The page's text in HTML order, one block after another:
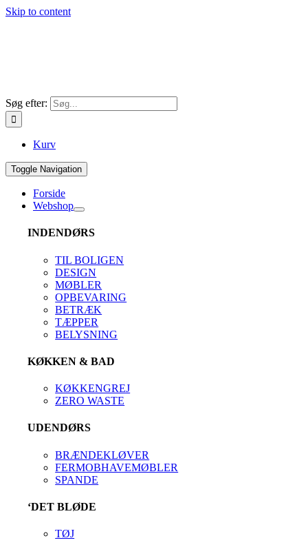
Skip to content
Søg efter:
Kurv
Toggle Navigation
Forside
Webshop
INDENDØRS
TIL BOLIGEN
DESIGN
MØBLER
OPBEVARING
BETRÆK
TÆPPER
BELYSNING
KØKKEN & BAD
KØKKENGREJ
ZERO WASTE
UDENDØRS
BRÆNDEKLØVER
FERMOBHAVEMØBLER
SPANDE
‘DET BLØDE
TØJ